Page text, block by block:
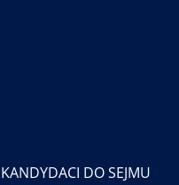
DO SEJMU